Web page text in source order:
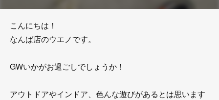
こんにちは！
なんば店のウエノです。
GWいかがお過ごしでしょうか！
アウトドアやインドア、色んな遊びがあるとは思います